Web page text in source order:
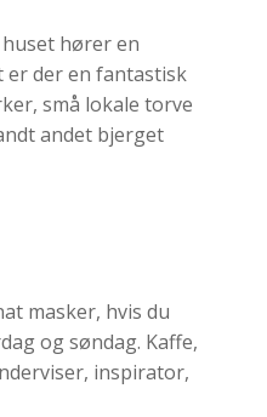
hører en
er der en fantastisk
små lokale torve
andet bjerget
masker, hvis du
og søndag. Kaffe,
inspirator,